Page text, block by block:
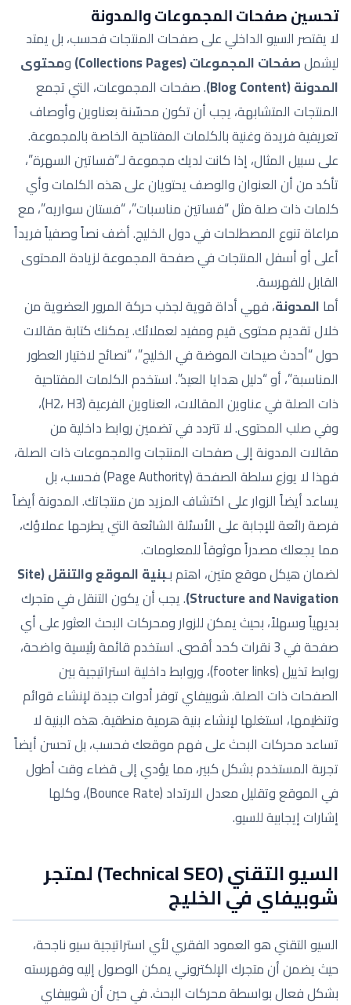
تحسين صفحات المجموعات والمدونة
لا يقتصر السيو الداخلي على صفحات المنتجات فحسب، بل يمتد
ليشملصفحات المجموعات (Collections Pages) ومحتوى
المدونة (Blog Content)
. صفحات المجموعات، التي تجمع
المنتجات المتشابهة، يجب أن تكون محسّنة بعناوين وأوصاف
تعريفية فريدة وغنية بالكلمات المفتاحية الخاصة بالمجموعة.
على سبيل المثال، إذا كانت لديك مجموعة لـ”فساتين السهرة”،
تأكد من أن العنوان والوصف يحتويان على هذه الكلمات وأي
كلمات ذات صلة مثل “فساتين مناسبات”، “فستان سواريه”، مع
مراعاة تنوع المصطلحات في دول الخليج. أضف نصاً وصفياً فريداً
أعلى أو أسفل المنتجات في صفحة المجموعة لزيادة المحتوى
القابل للفهرسة.
أما المدونة، فهي أداة قوية لجذب حركة المرور العضوية من
خلال تقديم محتوى قيم ومفيد لعملائك. يمكنك كتابة مقالات
حول “أحدث صيحات الموضة في الخليج”، “نصائح لاختيار العطور
المناسبة”، أو “دليل هدايا العيد”. استخدم الكلمات المفتاحية
ذات الصلة في عناوين المقالات، العناوين الفرعية (H2، H3)،
وفي صلب المحتوى. لا تتردد في تضمين روابط داخلية من
مقالات المدونة إلى صفحات المنتجات والمجموعات ذات الصلة،
فهذا لا يوزع سلطة الصفحة (Page Authority) فحسب، بل
يساعد أيضاً الزوار على اكتشاف المزيد من منتجاتك. المدونة أيضاً
فرصة رائعة للإجابة على الأسئلة الشائعة التي يطرحها عملاؤك،
مما يجعلك مصدراً موثوقاً للمعلومات.
لضمان هيكل موقع متين، اهتم بـ
بنية الموقع والتنقل (Site
Structure and Navigation) . يجب أن يكون التنقل في متجرك
بديهياً وسهلاً، بحيث يمكن للزوار ومحركات البحث العثور على أي
صفحة في 3 نقرات كحد أقصى. استخدم قائمة رئيسية واضحة،
روابط تذييل (footer links)، وروابط داخلية استراتيجية بين
الصفحات ذات الصلة. شوبيفاي توفر أدوات جيدة لإنشاء قوائم
وتنظيمها، استغلها لإنشاء بنية هرمية منطقية. هذه البنية لا
تساعد محركات البحث على فهم موقعك فحسب، بل تحسن أيضاً
تجربة المستخدم بشكل كبير، مما يؤدي إلى قضاء وقت أطول
في الموقع وتقليل معدل الارتداد (Bounce Rate)، وكلها
إشارات إيجابية للسيو.
السيو التقني (Technical SEO) لمتجر
شوبيفاي في الخليج
السيو التقني هو العمود الفقري لأي استراتيجية سيو ناجحة،
حيث يضمن أن متجرك الإلكتروني يمكن الوصول إليه وفهرسته
بشكل فعال بواسطة محركات البحث. في حين أن شوبيفاي